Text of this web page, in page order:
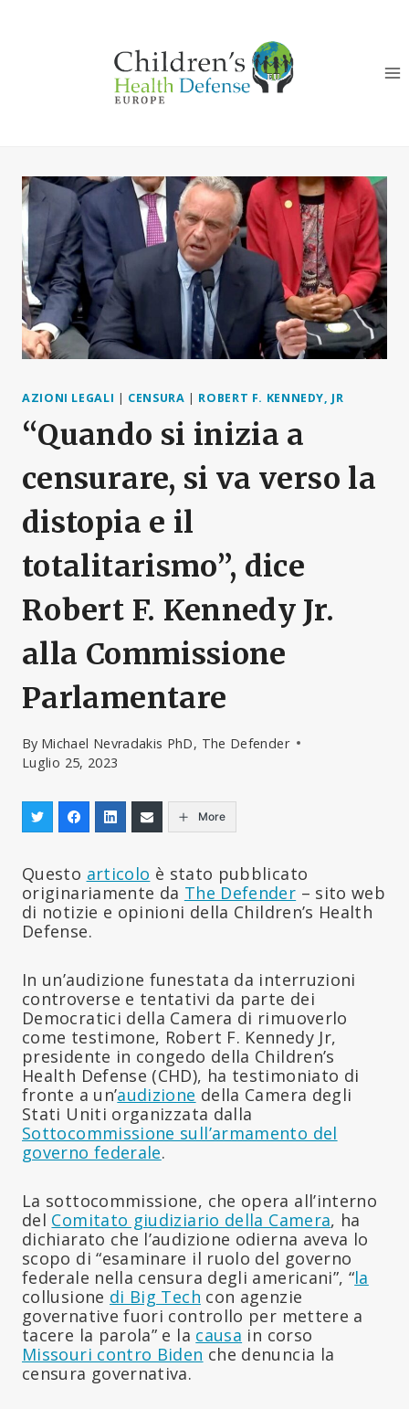
AZIONI LEGALI | CENSURA | ROBERT F. KENNEDY, JR
“Quando si inizia a
censurare, si va verso la
distopia e il
totalitarismo”, dice
Robert F. Kennedy Jr.
alla Commissione
Parlamentare
By Michael Nevradakis PhD, The Defender
Luglio 25, 2023
More
Questo articolo è stato pubblicato
originariamente da The Defender – sito web
di notizie e opinioni della Children’s Health
Defense.
In un’audizione funestata da interruzioni
controverse e tentativi da parte dei
Democratici della Camera di rimuoverlo
come testimone, Robert F. Kennedy Jr,
presidente in congedo della Children’s
Health Defense (CHD), ha testimoniato di
fronte a un’audizione della Camera degli
Stati Uniti organizzata dalla
Sottocommissione sull’armamento del
governo federale.
La sottocommissione, che opera all’interno
del Comitato giudiziario della Camera, ha
dichiarato che l’audizione odierna aveva lo
scopo di “esaminare il ruolo del governo
federale nella censura degli americani”, “la
collusione di Big Tech con agenzie
governative fuori controllo per mettere a
tacere la parola” e la causa in corso
Missouri contro Biden che denuncia la
censura governativa.